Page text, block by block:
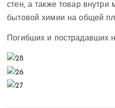
стен, а также товар внутри
бытовой химии на общей
Погибших и пострадавших